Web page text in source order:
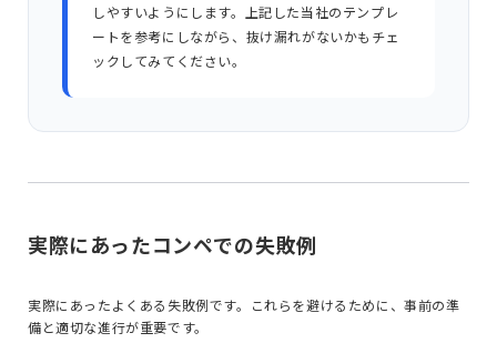
しやすいようにします。上記した当社のテンプレ
ートを参考にしながら、抜け漏れがないかもチェ
ックしてみてください。
実際にあったコンペでの失敗例
実際にあったよくある失敗例です。これらを避けるために、事前の準
備と適切な進行が重要です。